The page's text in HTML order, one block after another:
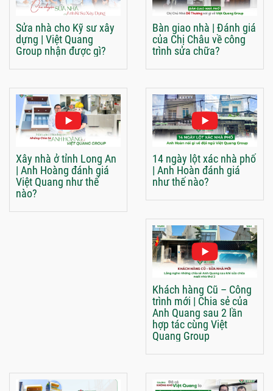
Sửa nhà cho Kỹ sư xây
dựng | Việt Quang
Group nhận được gì?
Bàn giao nhà | Đánh giá
của Chị Châu về công
trình sửa chữa?
Xây nhà ở tỉnh Long An
| Anh Hoàng đánh giá
Việt Quang như thế
nào?
14 ngày lột xác nhà phố
| Anh Hoàn đánh giá
như thế nào?
Khách hàng Cũ – Công
trình mới | Chia sẻ của
Anh Quang sau 2 lần
hợp tác cùng Việt
Quang Group